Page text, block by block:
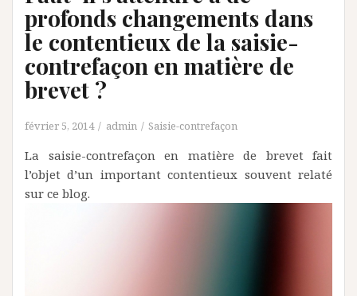
profonds changements dans
le contentieux de la saisie-
contrefaçon en matière de
brevet ?
février 5, 2014 admin Saisie-contrefaçon
La saisie-contrefaçon en matière de brevet fait
l’objet d’un important contentieux souvent relaté
sur ce blog.